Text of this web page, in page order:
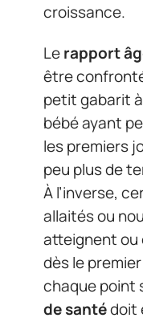
croissance.
Lerapport
être
petit gabarit
bébé ayant
les premiers
peu plus de
À l’inverse,
allaités ou
atteignent ou
dès le
chaque point
de santédoit